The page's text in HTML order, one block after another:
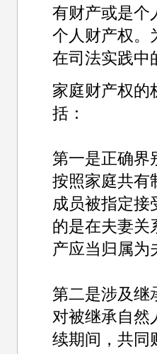
有财产或是个
个人财产权。
在司法实践中
家庭财产权的
括：
第一是正确界
按照家庭共有
成员被指定接
的是在夫妻关
产应当归属为
第二是涉及继
对被继承自然
续期间，共同